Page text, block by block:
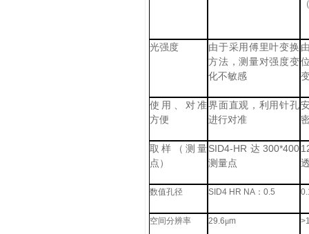
光强度
由于采用傅里叶变换
方法，测量对强度变
化不敏感
使用、对准
方便
界面直观，利用针孔
进行对准
取样（测量
点）
SID4-HR 达 300*400
测量点
数值孔径 SID4 HR NA ：0.5
空间分辨率 29.6μm